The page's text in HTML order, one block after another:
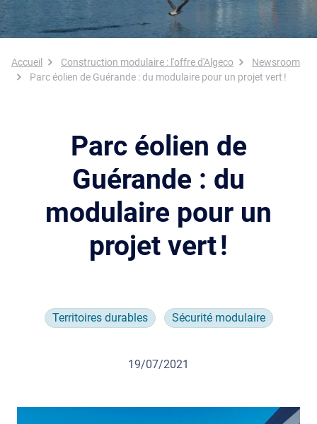
Fil d'Ariane
Accueil Construction modulaire : l'offre d'Algeco
Newsroom
Parc éolien de Guérande : du modulaire pour un projet vert !
Parc éolien de
Guérande : du
modulaire pour un
projet vert !
Territoires durables Sécurité modulaire
19/07/2021